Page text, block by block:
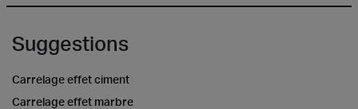
Suggestions
Carrelage effet ciment
Carrelage effet marbre